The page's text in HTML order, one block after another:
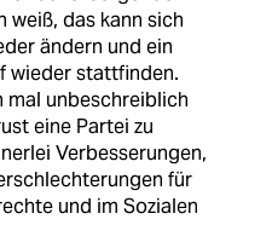
weiß, das kann sich
ändern und ein
wieder stattfinden.
mal unbeschreiblich
eine Partei zu
Verbesserungen,
für
und im Sozialen